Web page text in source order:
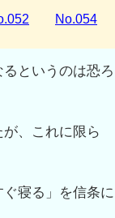
No.054
というのは恐ろ
、これに限ら
寝る」を信条に